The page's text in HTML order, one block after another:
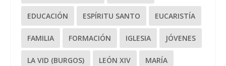
EDUCACIÓN ESPÍRITU SANTO EUCARISTÍA
FAMILIA FORMACIÓN IGLESIA JÓVENES
LA VID (BURGOS) LEÓN XIV MARÍA